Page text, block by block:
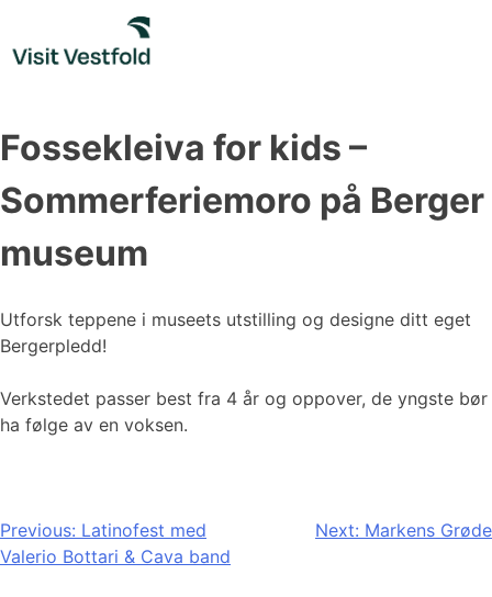
content
Fossekleiva for kids –
Sommerferiemoro på Berger
museum
Utforsk teppene i museets utstilling og designe ditt eget
Bergerpledd!
Verkstedet passer best fra 4 år og oppover, de yngste bør
ha følge av en voksen.
Innleggsnavigasjon
Previous: Latinofest med
Valerio Bottari & Cava band
Next: Markens Grøde